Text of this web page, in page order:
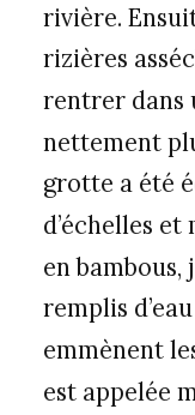
rivière.
rizières
rentrer dans
nettement
grotte a été
d’échelles
en bambous,
remplis
emmènent
est appelée